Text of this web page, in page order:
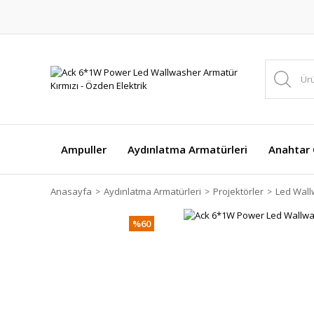
Ampuller Aydınlatma Armatürleri Anahtar
Anasayfa Aydınlatma Armatürleri Projektörler Led
%60